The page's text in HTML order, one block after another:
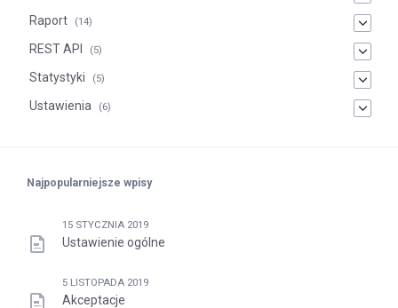
Raport (14)
REST API (5)
Statystyki (5)
Ustawienia (6)
Najpopularniejsze wpisy
15 STYCZNIA 2019
Ustawienie ogólne
5 LISTOPADA 2019
Akceptacje